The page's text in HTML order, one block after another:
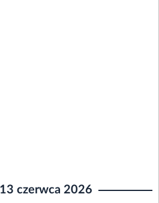
czerwca 2026